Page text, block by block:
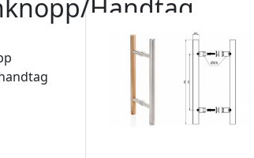
Handtag